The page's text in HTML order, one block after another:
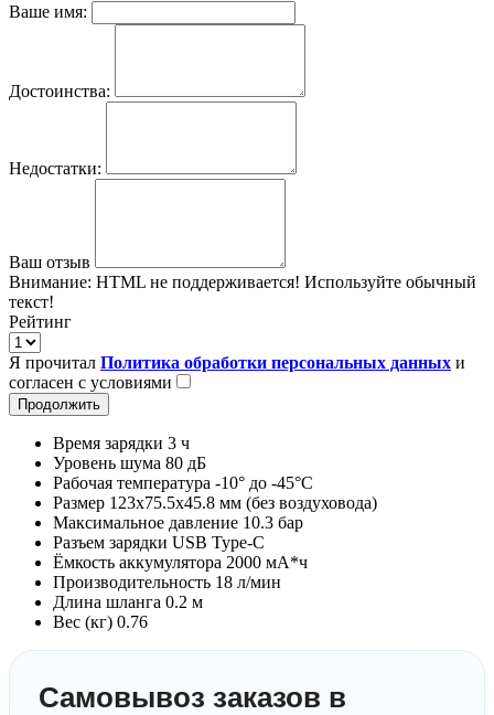
Ваше имя:
Достоинства:
Недостатки:
Ваш отзыв
Внимание: HTML не поддерживается! Используйте обычный
текст!
Рейтинг
Я прочитал Политика обработки персональных данных и
согласен с условиями
Продолжить
Время зарядки 3 ч
Уровень шума 80 дБ
Рабочая температура -10° до -45°С
Размер 123x75.5x45.8 мм (без воздуховода)
Максимальное давление 10.3 бар
Разъем зарядки USB Type-C
Ёмкость аккумулятора 2000 мА*ч
Производительность 18 л/мин
Длина шланга 0.2 м
Вес (кг) 0.76
Самовывоз заказов в